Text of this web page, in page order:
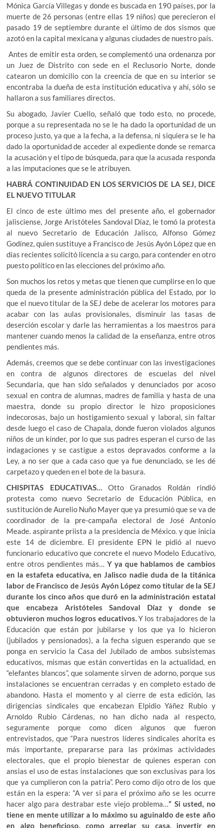
Mónica García Villegas y donde es buscada en 190 países, por la
muerte de 26 personas (entre ellas 19 niños) que perecieron el
pasado 19 de septiembre durante el último de dos sismos que
azotó en la capital mexicana y algunas ciudades de nuestro país.
Antes de emitir esta orden, se complementó una ordenanza por
un Juez de Distrito con sede en el Reclusorio Norte, donde
catearon un domicilio con la creencia de que en su interior se
encontraba la dueña de esta institución educativa y ahí, sólo se
hallaron a sus familiares directos.
Su abogado, Javier Cuello, señaló que todo esto, no procede,
porque a su representada no se le ha dado la oportunidad de un
proceso justo, ya que a la fecha, a la defensa, ni siquiera se le ha
dado la oportunidad de acceder al expediente donde se remarca
la acusación y el tipo de búsqueda, para que la acusada responda
a las imputaciones que se le atribuyen.
HABRÁ CONTINUIDAD EN LOS SERVICIOS DE LA SEJ, DICE
EL NUEVO TITULAR
El cinco de este último mes del presente año, el gobernador
jalisciense, Jorge Aristóteles Sandoval Díaz, le tomó la protesta
al nuevo Secretario de Educación Jalisco, Alfonso Gómez
Godínez, quien sustituye a Francisco de Jesús Ayón López que en
días recientes solicitó licencia a su cargo, para contender en otro
puesto político en las elecciones del próximo año.
Son muchos los retos y metas que tienen que cumplirse en lo que
queda de la presente administración pública del Estado, por lo
que el nuevo titular de la SEJ debe de acelerar los motores para
acabar con las aulas provisionales, disminuir las tasas de
deserción escolar y darle las herramientas a los maestros para
mantener cuando menos la calidad de la enseñanza, entre otros
pendientes más.
Además, creemos que se debe continuar con las investigaciones
en contra de algunos directores de escuelas del nivel
Secundaria, que han sido señalados y denunciados por acoso
sexual en contra de alumnas, madres de familia y hasta de una
maestra, donde su propio director le hizo proposiciones
indecorosas, bajo un hostigamiento sexual y laboral, sin faltar
desde luego el caso de Chapala, donde fueron violados algunos
niños de un kínder, por lo que sus padres esperan el curso de las
indagaciones y se castigue a estos depravados conforme a la
Ley, a no ser que a cada caso que ya fue denunciado, se les dé
carpetazo y queden en el bote de la basura.
CHISPITAS EDUCATIVAS…Otto Granados Roldán rindió
protesta como nuevo Secretario de Educación Pública, en
sustitución de Aurelio Nuño Mayer que ya presumió que se va de
coordinador de la pre-campaña electoral de José Antonio
Meade. aspirante priista a la presidencia de México. y que inicia
este 14 de diciembre. El presidente EPN le pidió al nuevo
funcionario educativo que concrete el nuevo Modelo Educativo,
entre otros pendientes más… Y ya que hablamos de cambios
en la estafeta educativa, en Jalisco nadie duda de la titánica
labor de Francisco de Jesús Ayón López como titular de la SEJ
durante los cinco años que duró en la administración estatal
que encabeza Aristóteles Sandoval Díaz y donde se
obtuvieron muchos logros educativos.Y los trabajadores de la
Educación que están por jubilarse y los que ya lo hicieron
(jubilados y pensionados), a la fecha siguen esperando que se
ponga en servicio la Casa del Jubilado de ambos subsistemas
educativos, mismas que están convertidas en la actualidad, en
“elefantes blancos”, que solamente sirven de adorno, porque sus
instalaciones se encuentran cerradas y en completo estado de
abandono. Hasta el momento y al cierre de esta edición, las
dirigencias sindicales que encabezan Elpidio Yáñez Rubio y
Arnoldo Rubio Cárdenas, no han dicho nada al respecto,
seguramente porque como dicen algunos que fueron
entrevistados, que “Para nuestros líderes sindicales ahorita es
más importante, prepararse para las próximas actividades
electorales, que el propio bienestar de quienes esperan con
ansias el uso de estas instalaciones que son exclusivas para los
que ya cumplieron con la patria”. Pero como dijo otro de los que
están en la espera: “A ver si para el próximo año se les ocurre
hacer algo para destrabar este viejo problema…” Si usted, no
tiene en mente utilizar a lo máximo su aguinaldo de este año
en algo beneficioso, como arreglar su casa, invertir en